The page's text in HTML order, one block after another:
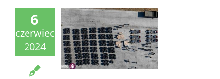
6
czerwiec
2024